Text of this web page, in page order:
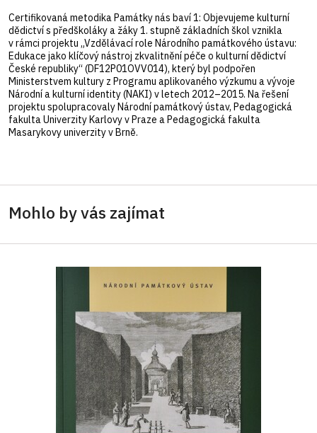
Certifikovaná metodika Památky nás baví 1: Objevujeme kulturní
dědictví s předškoláky a žáky 1. stupně základních škol vznikla
v rámci projektu „Vzdělávací role Národního památkového ústavu:
Edukace jako klíčový nástroj zkvalitnění péče o kulturní dědictví
České republiky“ (DF12P01OVV014), který byl podpořen
Ministerstvem kultury z Programu aplikovaného výzkumu a vývoje
Národní a kulturní identity (NAKI) v letech 2012–2015. Na řešení
projektu spolupracovaly Národní památkový ústav, Pedagogická
fakulta Univerzity Karlovy v Praze a Pedagogická fakulta
Masarykovy univerzity v Brně.
Mohlo by vás zajímat